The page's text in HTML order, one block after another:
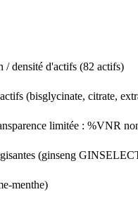
/ densité d'actifs (82 actifs)
(bisglycinate, citrate,
limitée : %VNR
(ginseng
menthe)